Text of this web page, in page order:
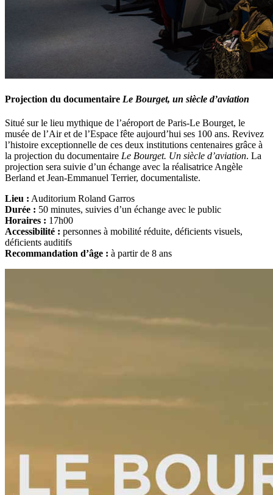
Projection du documentaire Le Bourget, un siècle d’aviation
Situé sur le lieu mythique de l’aéroport de Paris-Le Bourget, le
musée de l’Air et de l’Espace fête aujourd’hui ses 100 ans. Revivez
l’histoire exceptionnelle de ces deux institutions centenaires grâce à
la projection du documentaire Le Bourget. Un siècle d’aviation. La
projection sera suivie d’un échange avec la réalisatrice Angèle
Berland et Jean-Emmanuel Terrier, documentaliste.
Lieu : Auditorium Roland Garros
Durée : 50 minutes, suivies d’un échange avec le public
Horaires : 17h00
Accessibilité : personnes à mobilité réduite, déficients visuels,
déficients auditifs
Recommandation d’âge : à partir de 8 ans